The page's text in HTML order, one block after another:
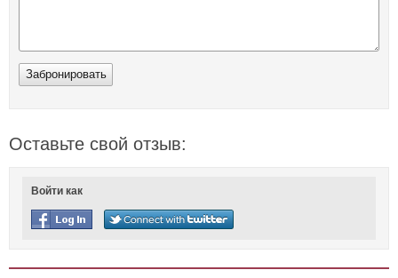
Оставьте свой отзыв:
Войти как